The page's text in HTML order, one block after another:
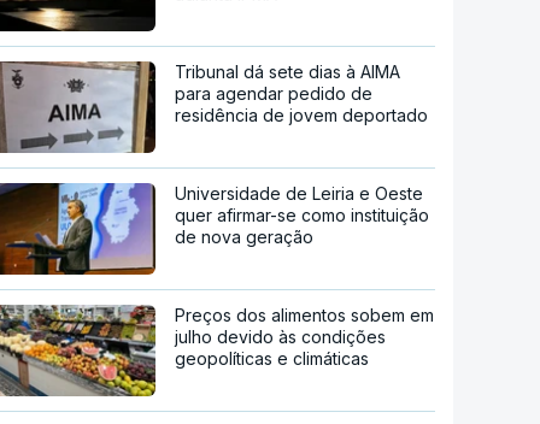
Tribunal dá sete dias à AIMA
para agendar pedido de
residência de jovem deportado
Universidade de Leiria e Oeste
quer afirmar-se como instituição
de nova geração
Preços dos alimentos sobem em
julho devido às condições
geopolíticas e climáticas